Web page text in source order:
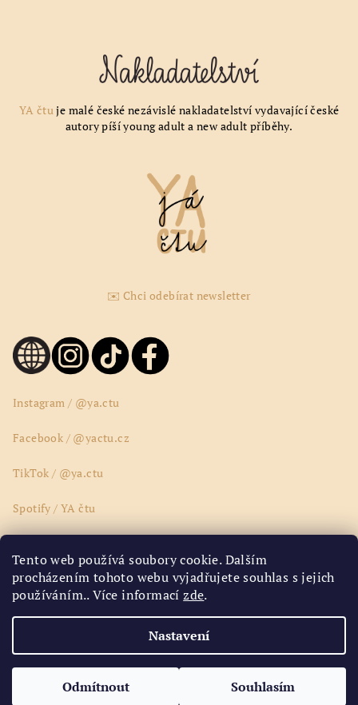
Tento web používá soubory cookie. Dalším
procházením tohoto webu vyjadřujete souhlas s jejich
používáním.. Více informacízde.
Nastavení
Odmítnout Souhlasím
YA čtu je malé české nezávislé nakladatelství vydavající české
autory píší young adult a new adult příběhy.
✉️ Chci odebírat newsletter
Instagram / @ya.ctu
Facebook / @yactu.cz
TikTok / @ya.ctu
Spotify / YA čtu
Youtube / @yactucz
Google Disk / ya.ctu.ya
Copyright 2026YA čtu e-shop. Všechna práva vyhrazena.